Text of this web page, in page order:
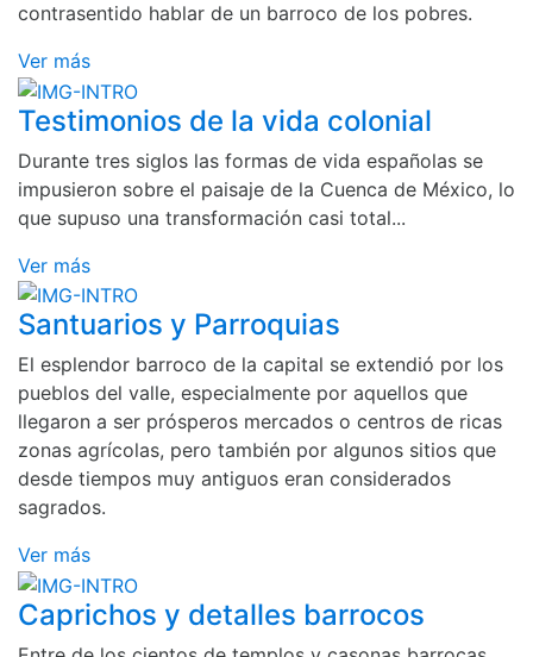
contrasentido hablar de un barroco de los pobres.
Ver más
Testimonios de la vida colonial
Durante tres siglos las formas de vida españolas se
impusieron sobre el paisaje de la Cuenca de México, lo
que supuso una transformación casi total...
Ver más
Santuarios y Parroquias
El esplendor barroco de la capital se extendió por los
pueblos del valle, especialmente por aquellos que
llegaron a ser prósperos mercados o centros de ricas
zonas agrícolas, pero también por algunos sitios que
desde tiempos muy antiguos eran considerados
sagrados.
Ver más
Caprichos y detalles barrocos